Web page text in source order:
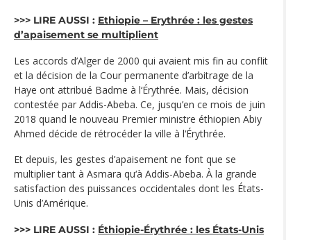
>>> LIRE AUSSI : Ethiopie – Erythrée : les gestes
d’apaisement se multiplient
Les accords d’Alger de 2000 qui avaient mis fin au conflit
et la décision de la Cour permanente d’arbitrage de la
Haye ont attribué Badme à l‘Érythrée. Mais, décision
contestée par Addis-Abeba. Ce, jusqu’en ce mois de juin
2018 quand le nouveau Premier ministre éthiopien Abiy
Ahmed décide de rétrocéder la ville à l‘Érythrée.
Et depuis, les gestes d’apaisement ne font que se
multiplier tant à Asmara qu‘à Addis-Abeba. À la grande
satisfaction des puissances occidentales dont les États-
Unis d’Amérique.
>>> LIRE AUSSI : Éthiopie-Érythrée : les États-Unis